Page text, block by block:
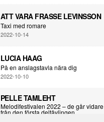
ATT VARA FRASSE LEVINSSON
Taxi med romare
2022-10-14
LUCIA HAAG
På en anslagstavla nära dig
2022-10-10
PELLE TAMLEHT
Melodifestivalen 2022 – de går vidare
från den första deltävlingen